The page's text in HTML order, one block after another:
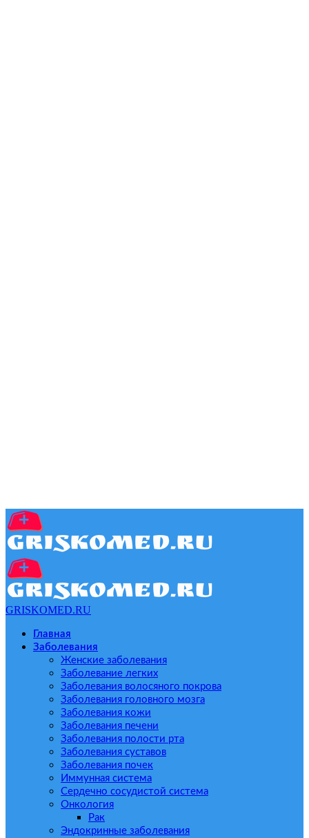
GRISKOMED.RU
Главная
Заболевания
Женские заболевания
Заболевание легких
Заболевания волосяного покрова
Заболевания головного мозга
Заболевания кожи
Заболевания печени
Заболевания полости рта
Заболевания суставов
Заболевания почек
Иммунная система
Сердечно сосудистой система
Онкология
Рак
Эндокринные заболевания